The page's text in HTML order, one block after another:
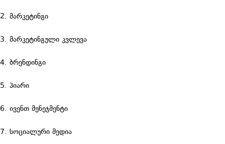
2. მარკეტინგი
3. მარკეტინგული კვლევა
4. ბრენდინგი
5. პიარი
6. ივენთ მენეჯმენტი
7. სოციალური მედია